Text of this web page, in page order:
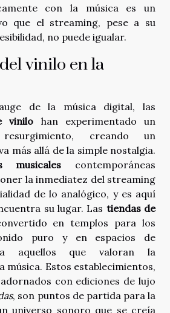
con la música es un
que el streaming, pese a su
no puede igualar.
vinilo en la
de la música digital, las
vinilo han experimentado un
resurgimiento, creando un
más allá de la simple nostalgia.
musicales contemporáneas
la inmediatez del streaming
de lo analógico, y es aquí
su lugar. Las tiendas de
en templos para los
puro y en espacios de
aquellos que valoran la
música. Estos establecimientos,
con ediciones de lujo
, son puntos de partida para la
universo sonoro que se creía